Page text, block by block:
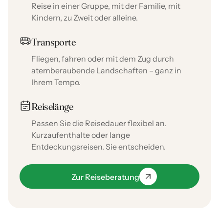
Reise in einer Gruppe, mit der Familie, mit
Kindern, zu Zweit oder alleine.
Transporte
Fliegen, fahren oder mit dem Zug durch
atemberaubende Landschaften – ganz in
Ihrem Tempo.
Reiselänge
Passen Sie die Reisedauer flexibel an.
Kurzaufenthalte oder lange
Entdeckungsreisen. Sie entscheiden.
Zur Reiseberatung